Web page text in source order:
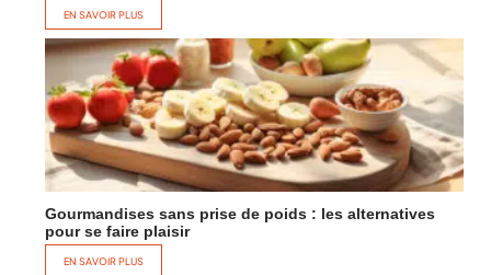
EN SAVOIR PLUS
Gourmandises sans prise de poids : les alternatives
pour se faire plaisir
EN SAVOIR PLUS